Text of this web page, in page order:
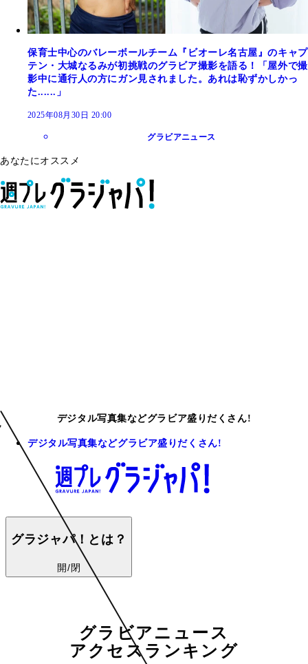
保育士中心のバレーボールチーム『ビオーレ名古屋』のキャプ
テン・大城なるみが初挑戦のグラビア撮影を語る！「屋外で撮
影中に通行人の方にガン見されました。あれは恥ずかしかっ
た......」
2025年08月30日 20:00
グラビアニュース
あなたにオススメ
デジタル写真集などグラビア盛りだくさん!
デジタル写真集などグラビア盛りだくさん!
グラジャパ！とは？
開/閉
グラビアニュース
アクセスランキング